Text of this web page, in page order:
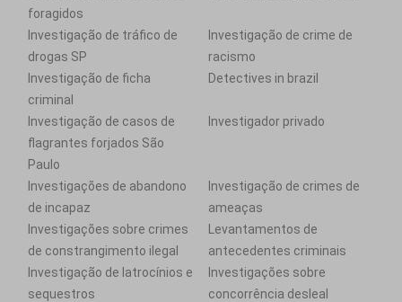
foragidos
Investigação de tráfico de
drogas SP
Investigação de crime de
racismo
Investigação de ficha
criminal
Detectives in brazil
Investigação de casos de
flagrantes forjados São
Paulo
Investigador privado
Investigações de abandono
de incapaz
Investigação de crimes de
ameaças
Investigações sobre crimes
de constrangimento ilegal
Levantamentos de
antecedentes criminais
Investigação de latrocínios e
sequestros
Investigações sobre
concorrência desleal